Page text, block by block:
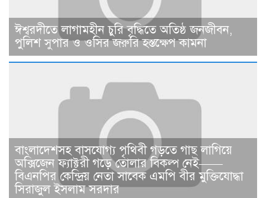
ঈশ্বরদীতে লাগামহীন চুরি বৃদ্ধিতে অতিষ্ঠ জনজীবন,
পুলিশ সুপার ও ওসির জরুরি হস্তক্ষেপ কামনা ​
বাংলাদেশসহ বাসযোগ্য পৃথিবী গড়তে গাছ লাগিয়ে
অক্সিজেন ফ্যাক্টরী গড়ে তোলার বিকল্প নেই——
বিএনপির কেন্দ্রিয় নেতা সাবেক এমপি বীর মুক্তিযোদ্ধা
সিরাজুল ইসলাম সরদার